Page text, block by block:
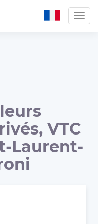
VTC
Laurent-